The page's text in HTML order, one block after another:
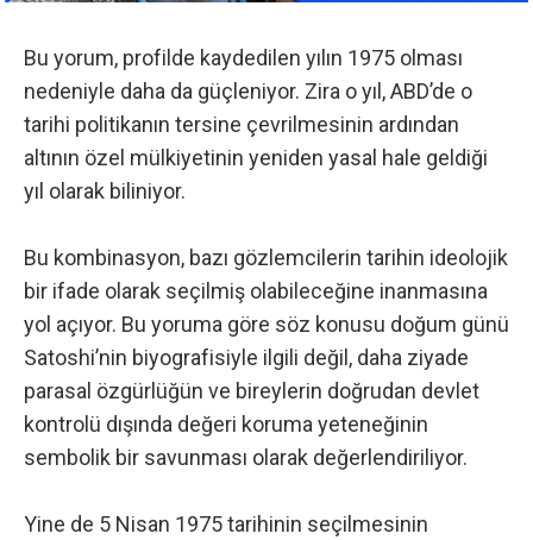
Bu yorum, profilde kaydedilen yılın 1975 olması
nedeniyle daha da güçleniyor. Zira o yıl, ABD’de o
tarihi politikanın tersine çevrilmesinin ardından
altının özel mülkiyetinin yeniden yasal hale geldiği
yıl olarak biliniyor.
Bu kombinasyon, bazı gözlemcilerin tarihin ideolojik
bir ifade olarak seçilmiş olabileceğine inanmasına
yol açıyor. Bu yoruma göre söz konusu doğum günü
Satoshi’nin biyografisiyle ilgili değil, daha ziyade
parasal özgürlüğün ve bireylerin doğrudan devlet
kontrolü dışında değeri koruma yeteneğinin
sembolik bir savunması olarak değerlendiriliyor.
Yine de 5 Nisan 1975 tarihinin seçilmesinin